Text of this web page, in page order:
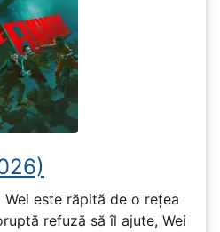
este răpită de o rețea
refuză să îl ajute, Wei